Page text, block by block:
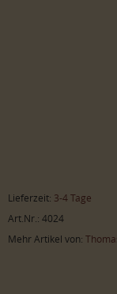
Lieferzeit: 3-4 Tage
Art.Nr.: 4024
Mehr Artikel von: